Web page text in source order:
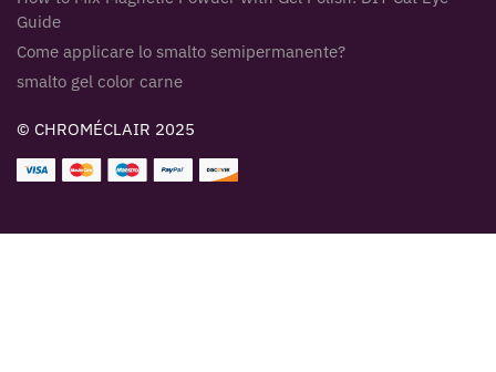
Guide
Come applicare lo smalto semipermanente?
smalto gel color carne
© CHROMÉCLAIR 2025